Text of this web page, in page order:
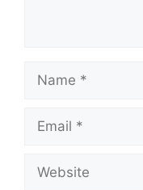
Name
Email
Website